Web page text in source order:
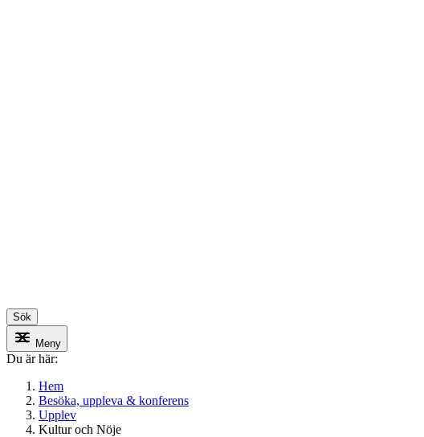
Sök
Meny
Du är här:
Hem
Besöka, uppleva & konferens
Upplev
Kultur och Nöje